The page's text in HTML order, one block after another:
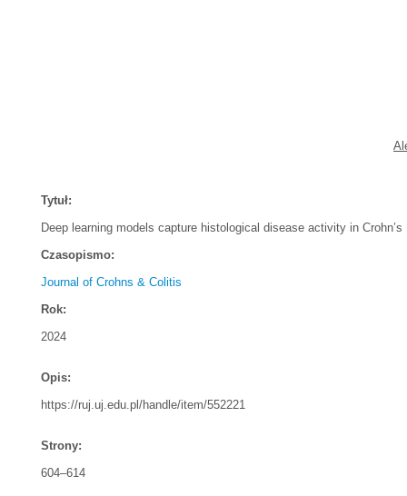
Tytuł:
Deep learning models capture histological disease activity in
Czasopismo:
Journal of Crohns & Colitis
Rok:
2024
Opis:
https://ruj.uj.edu.pl/handle/item/552221
Strony:
604–614